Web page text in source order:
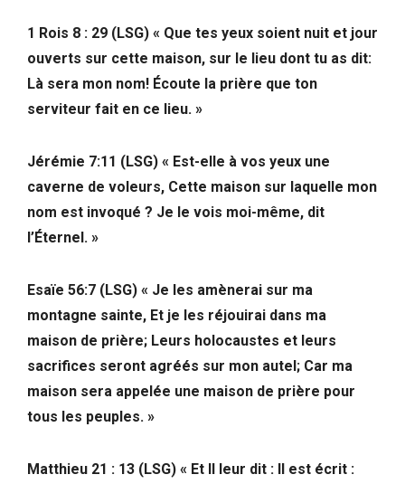
1 Rois 8 : 29 (LSG) « Que tes yeux soient nuit et jour
ouverts sur cette maison, sur le lieu dont tu as dit:
Là sera mon nom! Écoute la prière que ton
serviteur fait en ce lieu. »
Jérémie 7:11 (LSG) « Est-elle à vos yeux une
caverne de voleurs, Cette maison sur laquelle mon
nom est invoqué ? Je le vois moi-même, dit
l’Éternel. »
Esaïe 56:7 (LSG) « Je les amènerai sur ma
montagne sainte, Et je les réjouirai dans ma
maison de prière; Leurs holocaustes et leurs
sacrifices seront agréés sur mon autel; Car ma
maison sera appelée une maison de prière pour
tous les peuples. »
Matthieu 21 : 13 (LSG) « Et Il leur dit : Il est écrit :